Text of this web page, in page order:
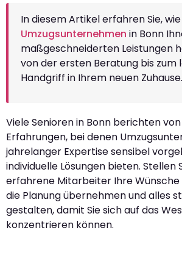
In diesem Artikel erfahren Sie,
Umzugsunternehmen in Bonn
maßgeschneiderten Leistungen
von der ersten Beratung bis zum
Handgriff in Ihrem neuen Zuhause.
Viele Senioren in Bonn berichten
Erfahrungen, bei denen
jahrelanger Expertise sensibel
individuelle Lösungen bieten. Stellen
erfahrene Mitarbeiter Ihre
die Planung übernehmen und alles
gestalten, damit Sie sich auf das
konzentrieren können.